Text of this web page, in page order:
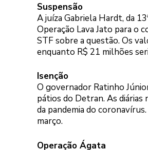
Suspensão
A juíza Gabriela Hardt, da
Operação Lava Jato para o
STF sobre a questão. Os
enquanto R$ 21 milhões
Isenção
O governador Ratinho
pátios do Detran. As
da pandemia do
março.
Operação Ágata